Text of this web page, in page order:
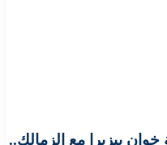
بيزيرا مع الزمالك..